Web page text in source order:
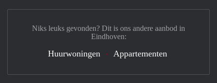
Niks leuks gevonden? Dit is ons andere aanbod in
Eindhoven:
Huurwoningen Appartementen